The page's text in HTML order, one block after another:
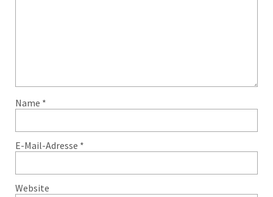
Name *
E-Mail-Adresse *
Website